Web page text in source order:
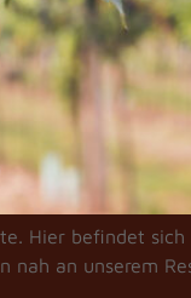
Hier befindet sich
nah an unserem